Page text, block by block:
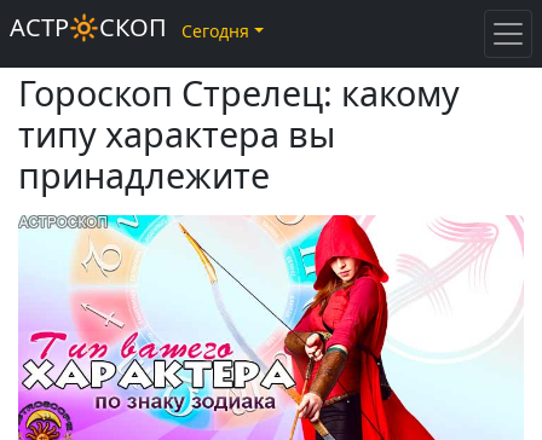
Гороскоп Стрелец: какому
типу характера вы
принадлежите
АСТР🔆СКОП Сегодня